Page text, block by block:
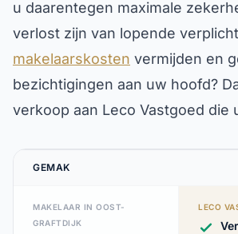
u daarentegen maximale
verlost zijn van lopende
makelaarskosten vermijden en
bezichtigingen aan uw hoofd?
verkoop aan Leco Vastgoed die
GEMAK
MAKELAAR IN OOST-
GRAFTDIJK
LECO